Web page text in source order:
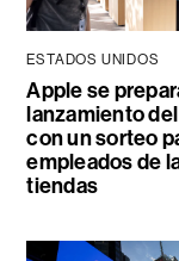
ESTADOS UNIDOS
Apple se
lanzamiento
con un sorteo
empleados de
tiendas